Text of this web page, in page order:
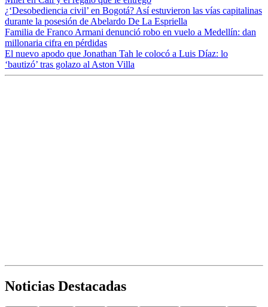
¿‘Desobediencia civil’ en Bogotá? Así estuvieron las vías capitalinas
durante la posesión de Abelardo De La Espriella
Familia de Franco Armani denunció robo en vuelo a Medellín: dan
millonaria cifra en pérdidas
El nuevo apodo que Jonathan Tah le colocó a Luis Díaz: lo
‘bautizó’ tras golazo al Aston Villa
Noticias Destacadas